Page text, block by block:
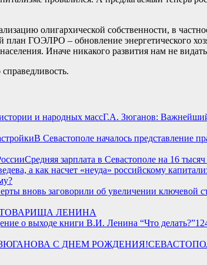
олигархической собственности, в
ГОЭЛРО – обновление энергетического
Иначе никакого развития нам не
Г.А. Зюганов:
В Севастополе началось представление
Средняя зарплата в Севастополе на 16
вновь заговорили об увеличении ключевой
ЛЕНИНА